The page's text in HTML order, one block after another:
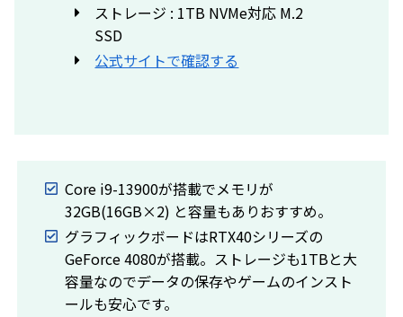
ストレージ : 1TB NVMe対応 M.2
SSD
公式サイトで確認する
Core i9-13900が搭載でメモリが
32GB(16GB×2) と容量もありおすすめ。
グラフィックボードはRTX40シリーズの
GeForce 4080が搭載。ストレージも1TBと大
容量なのでデータの保存やゲームのインスト
ールも安心です。